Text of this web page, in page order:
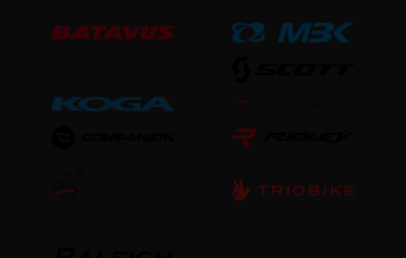
Stelmateriale
Steltype